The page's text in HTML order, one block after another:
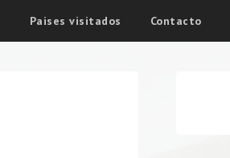
Paises visitados Contacto